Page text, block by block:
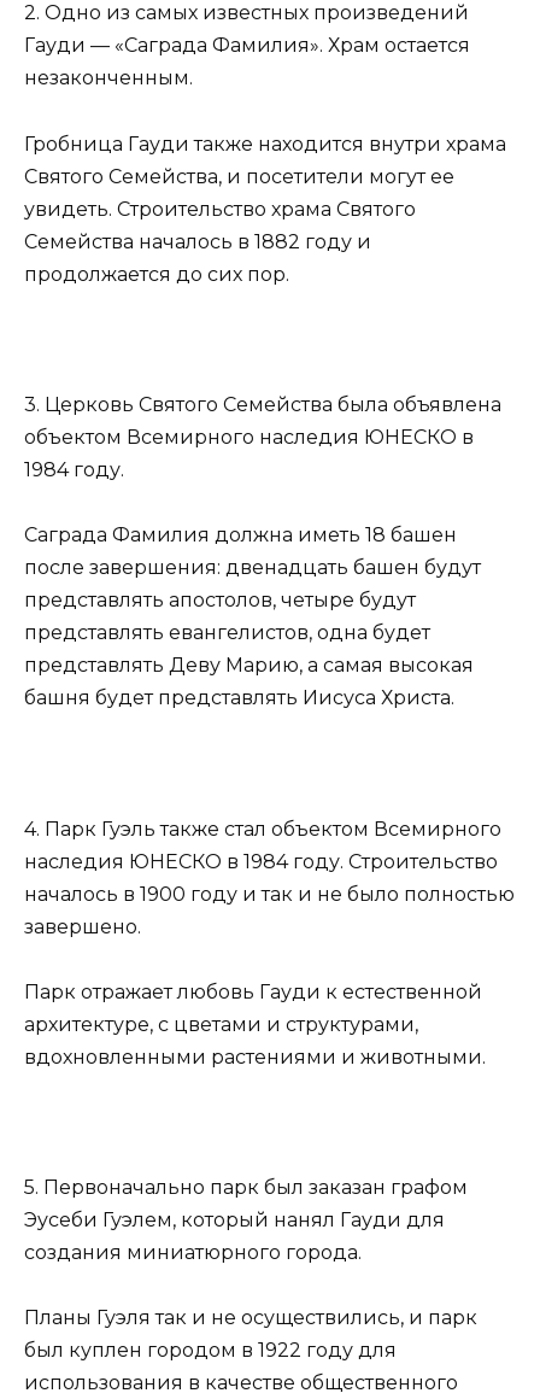
2. Одно из самых известных произведений
Гауди — «Саграда Фамилия». Храм остается
незаконченным.
Гробница Гауди также находится внутри храма
Святого Семейства, и посетители могут ее
увидеть. Строительство храма Святого
Семейства началось в 1882 году и
продолжается до сих пор.
3. Церковь Святого Семейства была объявлена
объектом Всемирного наследия ЮНЕСКО в
1984 году.
Саграда Фамилия должна иметь 18 башен
после завершения: двенадцать башен будут
представлять апостолов, четыре будут
представлять евангелистов, одна будет
представлять Деву Марию, а самая высокая
башня будет представлять Иисуса Христа.
4. Парк Гуэль также стал объектом Всемирного
наследия ЮНЕСКО в 1984 году. Строительство
началось в 1900 году и так и не было полностью
завершено.
Парк отражает любовь Гауди к естественной
архитектуре, с цветами и структурами,
вдохновленными растениями и животными.
5. Первоначально парк был заказан графом
Эусеби Гуэлем, который нанял Гауди для
создания миниатюрного города.
Планы Гуэля так и не осуществились, и парк
был куплен городом в 1922 году для
использования в качестве общественного